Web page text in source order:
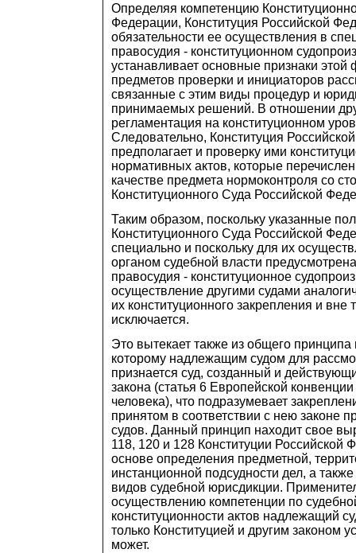
Определяя компетенцию
Федерации, Конституция Российской
обязательности ее осуществления в
правосудия - конституционном
устанавливает основные признаки
предметов проверки и инициаторов
связанные с этим виды процедур и
принимаемых решений. В отношении
регламентация на конституционном
Следовательно, Конституция
предполагает и проверку ими
нормативных актов, которые
качестве предмета нормоконтроля со
Конституционного Суда Российской
Таким образом, поскольку указанные
Конституционного Суда Российской
специально и поскольку для их
органом судебной власти
правосудия - конституционное
осуществление другими судами
их конституционного закрепления и вне
исключается.
Это вытекает также из общего принципа
которому надлежащим судом для
признается суд, созданный и
закона (статья 6 Европейской
человека), что подразумевает
принятом в соответствии с нею законе
судов. Данный принцип находит свое
118, 120 и 128 Конституции Российской
основе определения предметной,
инстанционной подсудности дел, а
видов судебной юрисдикции.
осуществлению компетенции по
конституционности актов надлежащий
только Конституцией и другим законом
может.